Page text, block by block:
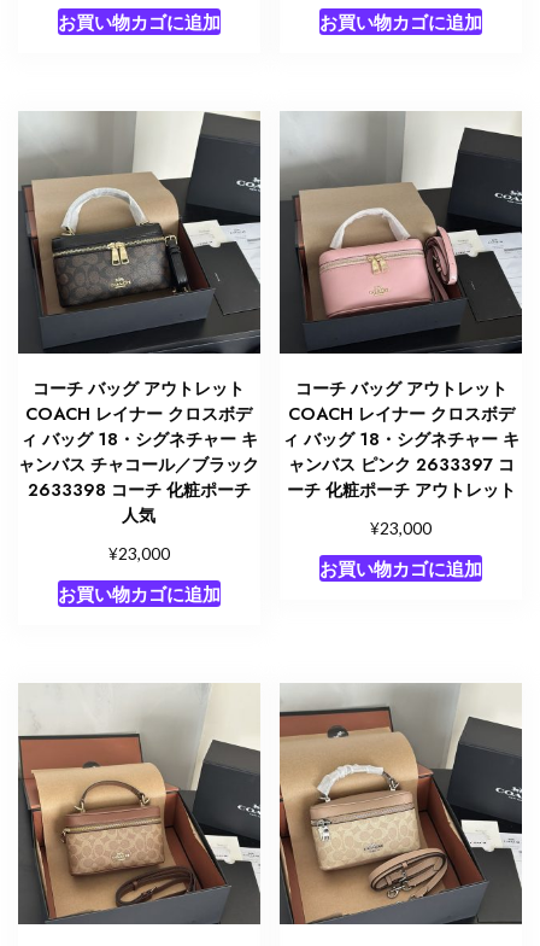
お買い物カゴに追加 お買い物カゴに追加
コーチ バッグ アウトレット
COACH レイナー クロスボデ
ィ バッグ 18・シグネチャー キ
ャンバス チャコール／ブラック
2633398 コーチ 化粧ポーチ
人気
¥23,000
お買い物カゴに追加
コーチ バッグ アウトレット
COACH レイナー クロスボデ
ィ バッグ 18・シグネチャー キ
ャンバス ピンク 2633397 コ
ーチ 化粧ポーチ アウトレット
¥23,000
お買い物カゴに追加